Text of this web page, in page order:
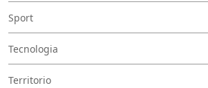
Sport
Tecnologia
Territorio